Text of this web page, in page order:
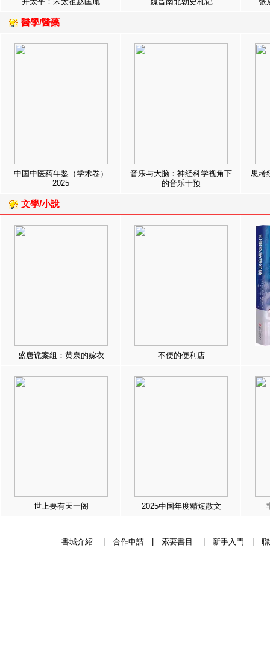
醫學/醫藥
中国中医药年鉴（学术卷）
2025
音乐与大脑：神经科学视角下
的音乐干预
思考
文學/小說
盛唐诡案组：黄泉的嫁衣 不便的便利店
世上要有天一阁 2025中国年度精短散文
書城介紹 合作申請| 索要書目 新手入門